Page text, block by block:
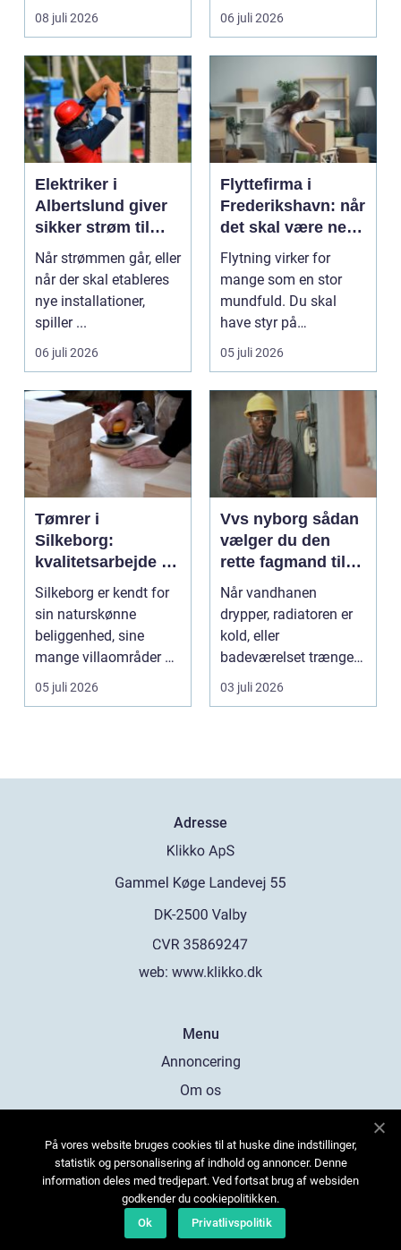
systematisk gennem...
08 juli 2026
gul...
06 juli 2026
Elektriker i
Albertslund giver
sikker strøm til
danske boliger
Når strømmen går, eller
når der skal etableres
nye installationer,
spiller ...
06 juli 2026
Flyttefirma i
Frederikshavn: når
det skal være nemt
at komme videre
Flytning virker for
mange som en stor
mundfuld. Du skal
have styr på
nedpakning, tunge
l&oslas...
05 juli 2026
Tømrer i
Silkeborg:
kvalitetsarbejde til
overkommelige
priser
Silkeborg er kendt for
sin naturskønne
beliggenhed, sine
mange villaområder og
en bland...
05 juli 2026
Vvs nyborg sådan
vælger du den
rette fagmand til
opgaven
Når vandhanen
drypper, radiatoren er
kold, eller
badeværelset trænger
til en gennemgribende
renoveri...
03 juli 2026
Adresse
web: www.klikko.dk
Menu
Annoncering
Om os
Kontakt os
Sitemap
På vores website bruges cookies til at huske dine indstillinger,
statistik og personalisering af indhold og annoncer. Denne
information deles med tredjepart. Ved fortsat brug af websiden
godkender du cookiepolitikken.
Ok
Privatlivspolitik